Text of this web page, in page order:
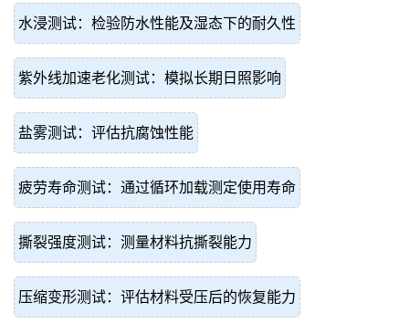
水浸测试：检验防水性能及湿态下的耐久性
紫外线加速老化测试：模拟长期日照影响
盐雾测试：评估抗腐蚀性能
疲劳寿命测试：通过循环加载测定使用寿命
撕裂强度测试：测量材料抗撕裂能力
压缩变形测试：评估材料受压后的恢复能力